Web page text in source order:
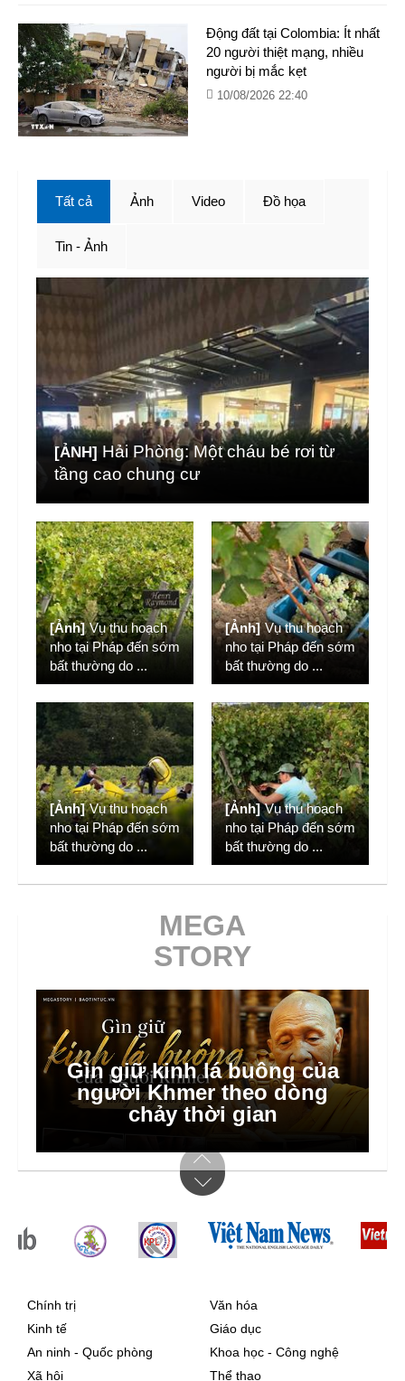
Động đất tại Colombia: Ít nhất
20 người thiệt mạng, nhiều
người bị mắc kẹt
10/08/2026 22:40
Tất cả
[ẢNH] Hải Phòng: Một cháu bé rơi từ
tầng cao chung cư
[Ảnh] Vụ thu hoạch
nho tại Pháp đến sớm
bất thường do ...
[Ảnh] Vụ thu hoạch
nho tại Pháp đến sớm
bất thường do ...
[Ảnh] Vụ thu hoạch
nho tại Pháp đến sớm
bất thường do ...
[Ảnh] Vụ thu hoạch
nho tại Pháp đến sớm
bất thường do ...
Ảnh Video Đồ họa
Tin - Ảnh
MEGA
STORY
Gìn giữ kinh lá buông của
người Khmer theo dòng
chảy thời gian
Chính trị
Kinh tế
An ninh - Quốc phòng
Xã hội
Văn hóa
Giáo dục
Khoa học - Công nghệ
Thể thao